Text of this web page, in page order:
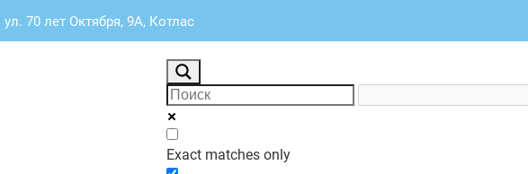
ул. 70 лет Октября, 9А, Котлас
Exact matches only